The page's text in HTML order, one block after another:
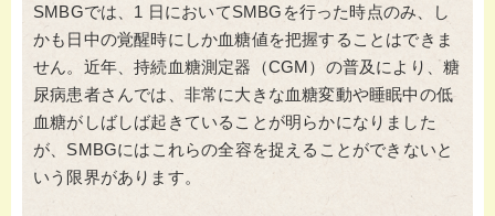
SMBGでは、1 日においてSMBGを行った時点のみ、し
かも日中の覚醒時にしか血糖値を把握することはできま
せん。近年、持続血糖測定器（CGM）の普及により、糖
尿病患者さんでは、非常に大きな血糖変動や睡眠中の低
血糖がしばしば起きていることが明らかになりました
が、SMBGにはこれらの全容を捉えることができないと
いう限界があります。